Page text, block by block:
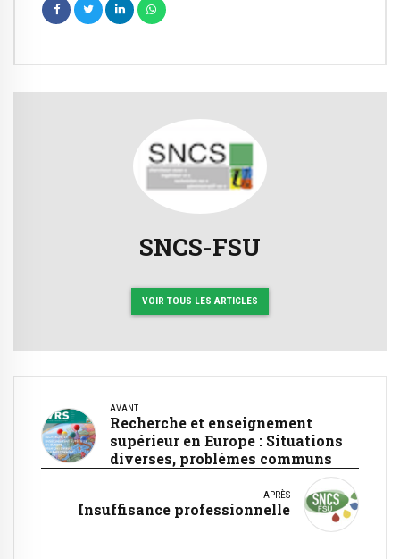
SNCS-FSU
VOIR TOUS LES ARTICLES
AVANT
Recherche et enseignement
supérieur en Europe : Situations
diverses, problèmes communs
APRÈS
Insuffisance professionnelle